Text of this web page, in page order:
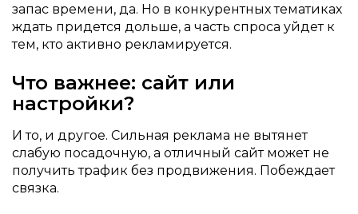
запас времени, да. Но в конкурентных тематиках
ждать придется дольше, а часть спроса уйдет к
тем, кто активно рекламируется.
Что важнее: сайт или
настройки?
И то, и другое. Сильная реклама не вытянет
слабую посадочную, а отличный сайт может не
получить трафик без продвижения. Побеждает
связка.